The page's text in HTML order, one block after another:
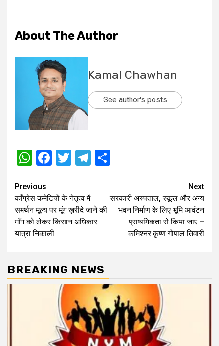
About The Author
Kamal Chawhan
See author's posts
WhatsApp
Facebook
TwitterTelegram
Post
navigation
Previous
काँग्रेस कमेटियों के नेतृत्व में
समर्थन मूल्य पर मूंग ख़रीदे जाने की
माँग को लेकर किसान अधिकार
यात्रा निकाली
Next
सरकारी अस्पताल, स्कूल और अन्य
भवन निर्माण के लिए भूमि आवंटन
प्राथमिकता से किया जाए –
कमिश्‍नर कृष्ण गोपाल तिवारी
BREAKING NEWS